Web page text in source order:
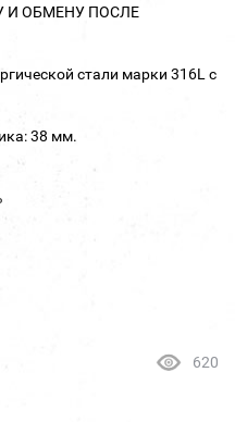
И ОБМЕНУ ПОСЛЕ
стали марки 316L с
38 мм.
620